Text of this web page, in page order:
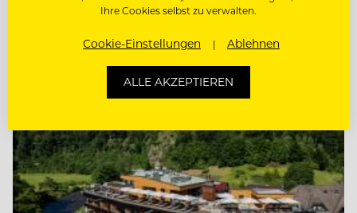
DIREKTIONSASSISTENZ (M/W/D)
Ihre Cookies selbst zu verwalten.
Cookie-Einstellungen Ablehnen
ALLE AKZEPTIEREN